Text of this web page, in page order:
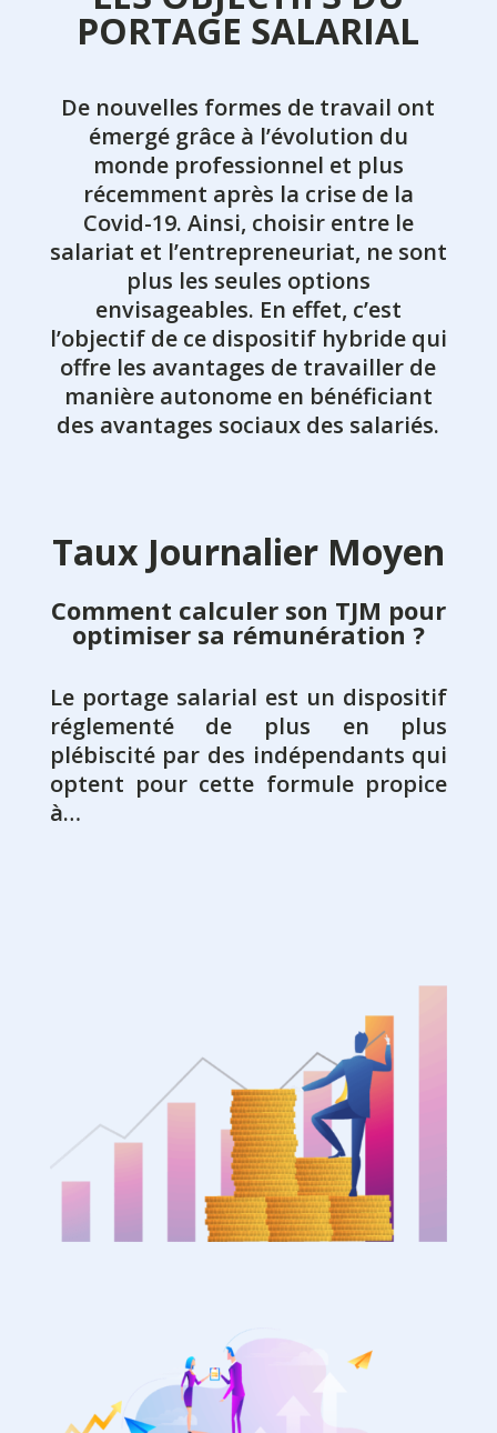
PORTAGE SALARIAL
De nouvelles formes de travail ont
émergé grâce à l’évolution du
monde professionnel et plus
récemment après la crise de la
Covid-19. Ainsi, choisir entre le
salariat et l’entrepreneuriat, ne sont
plus les seules options
envisageables. En effet, c’est
l’objectif de ce dispositif hybride qui
offre les avantages de travailler de
manière autonome en bénéficiant
des avantages sociaux des salariés.
Taux Journalier Moyen
Comment calculer son TJM pour
optimiser sa rémunération ?
Le portage salarial est un dispositif
réglementé de plus en plus
plébiscité par des indépendants qui
optent pour cette formule propice
à…